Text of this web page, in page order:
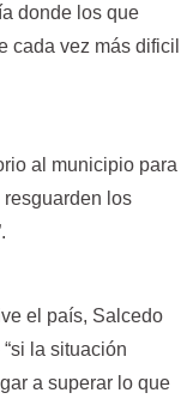
donde los que
cada vez más dificil
al municipio para
los
el país, Salcedo
la situación
a superar lo que